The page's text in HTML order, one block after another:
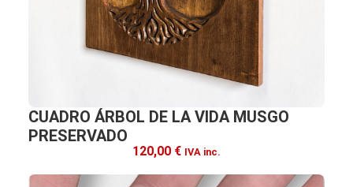
CUADRO ÁRBOL DE LA VIDA MUSGO
PRESERVADO
120,00 € IVA inc.